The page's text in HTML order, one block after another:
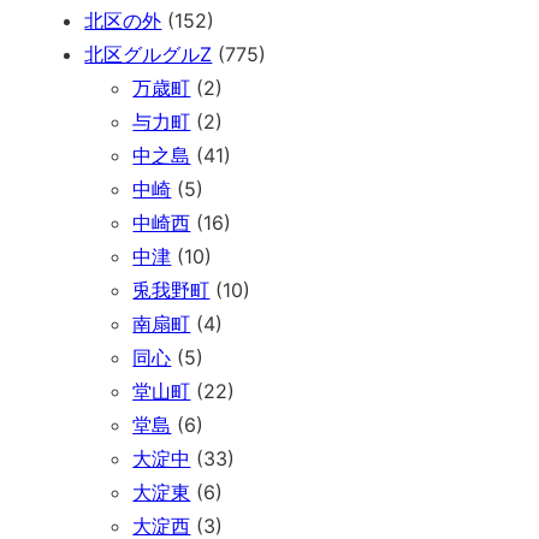
北区の外 (152)
北区グルグルZ (775)
万歳町 (2)
与力町 (2)
中之島 (41)
中崎 (5)
中崎西 (16)
中津 (10)
兎我野町 (10)
南扇町 (4)
同心 (5)
堂山町 (22)
堂島 (6)
大淀中 (33)
大淀東 (6)
大淀西 (3)